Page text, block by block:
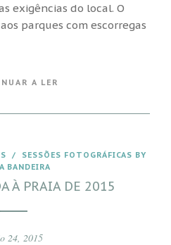
exigências do local. O
parques com escorregas
A LER
/ SESSÕES FOTOGRÁFICAS BY
BANDEIRA
À PRAIA DE 2015
24, 2015